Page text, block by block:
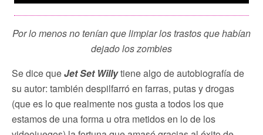
Por lo menos no tenían que limpiar los trastos que habían
dejado los zombies
Se dice queJet Set Willytiene algo de autobiografía de
su autor: también despilfarró en farras, putas y drogas
(que es lo que realmente nos gusta a todos los que
estamos de una forma u otra metidos en lo de los